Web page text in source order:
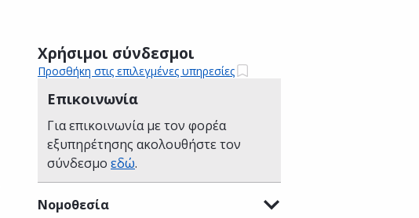
Χρήσιμοι σύνδεσμοι
Προσθήκη στις επιλεγμένες υπηρεσίες
Επικοινωνία
Για επικοινωνία με τον φορέα
εξυπηρέτησης ακολουθήστε τον
σύνδεσμο εδώ.
Νομοθεσία